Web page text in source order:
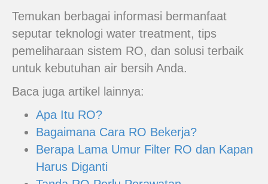
Temukan berbagai informasi bermanfaat
seputar teknologi water treatment, tips
pemeliharaan sistem RO, dan solusi terbaik
untuk kebutuhan air bersih Anda.
Baca juga artikel lainnya:
Apa Itu RO?
Bagaimana Cara RO Bekerja?
Berapa Lama Umur Filter RO dan Kapan
Harus Diganti